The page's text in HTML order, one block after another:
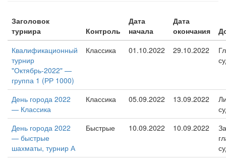
Заголовок
турнира
Контроль
Дата
начала
Дата
окончания
Квалификационный
турнир
"Октябрь-2022" —
группа 1 (РР 1000)
Классика 01.10.2022 29.10.2022
День города 2022
— Классика
Классика 05.09.2022 13.09.2022
День города 2022
— быстрые
шахматы, турнир А
Быстрые 10.09.2022 10.09.2022